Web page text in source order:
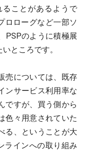
ことがあるようで
ロローグなど一部ソ
PSPのように積極展
ところです。
売については、既存
ンサービス利用率な
ですが、買う側から
色々用意されていた
る、ということが大
ラインへの取り組み